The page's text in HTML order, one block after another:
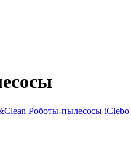
Роботы-пылесосы iClebo